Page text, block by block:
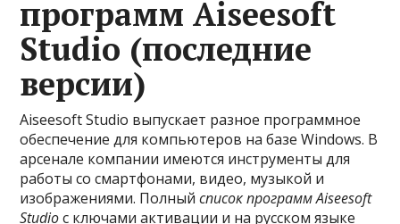
программ Aiseesoft
Studio (последние
версии)
Aiseesoft Studio выпускает разное программное
обеспечение для компьютеров на базе Windows. В
арсенале компании имеются инструменты для
работы со смартфонами, видео, музыкой и
изображениями. Полныйсписок программ Aiseesoft
Studioс ключами активации и на русском языке